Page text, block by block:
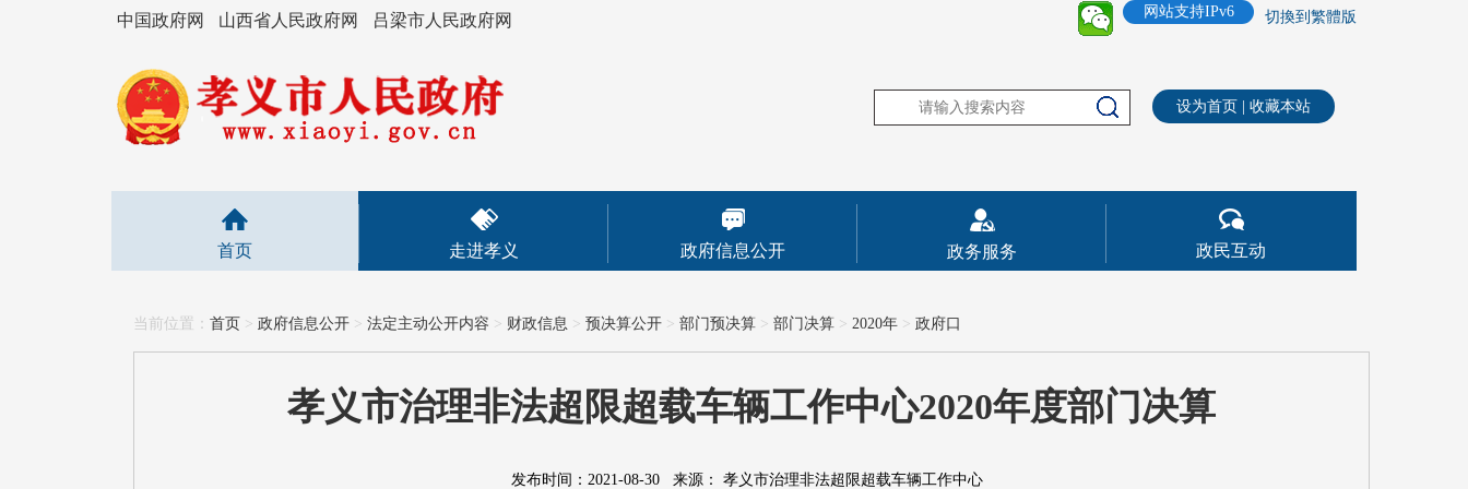
中国政府网 山西省人民政府网 吕梁市人民政府网 切換到繁體版
网站支持IPv6
设为首页 收藏本站
首页 走进孝义 政府信息公开 政务服务 政民互动
当前位置： 首页 > 政府信息公开 > 法定主动公开内容 > 财政信息 > 预决算公开 > 部门预决算 > 部门决算 > 2020年 > 政府口
孝义市治理非法超限超载车辆工作中心2020年度部门决算
发布时间：2021-08-30 来源： 孝义市治理非法超限超载车辆工作中心